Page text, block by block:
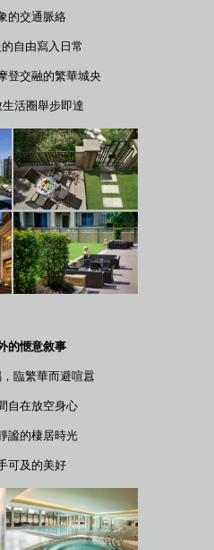
的交通脈絡
自由寫入日常
登交融的繁華城央
活圈舉步即達
的愜意敘事
臨繁華而避喧囂
自在放空身心
謐的棲居時光
可及的美好